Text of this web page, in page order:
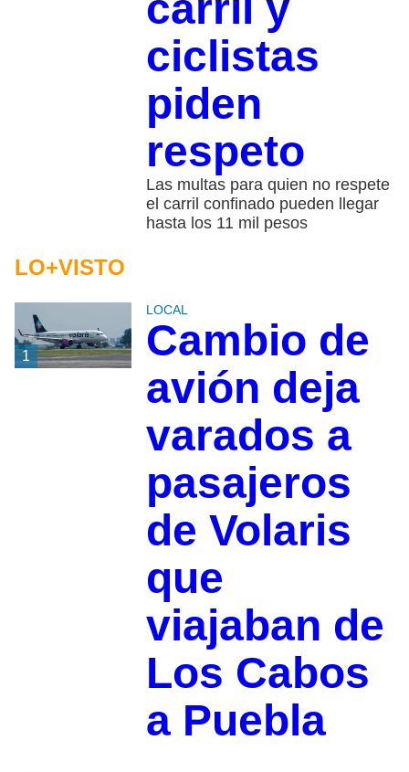
ciclistas
piden
respeto
Las multas para quien no respete
el carril confinado pueden llegar
hasta los 11 mil pesos
LO+VISTO
1
LOCAL
Cambio de
avión deja
varados a
pasajeros
de Volaris
que
viajaban de
Los Cabos
a Puebla